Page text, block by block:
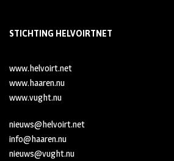
STICHTING HELVOIRTNET
www.helvoirt.net
www.haaren.nu
www.vught.nu
nieuws@helvoirt.net
info@haaren.nu
nieuws@vught.nu